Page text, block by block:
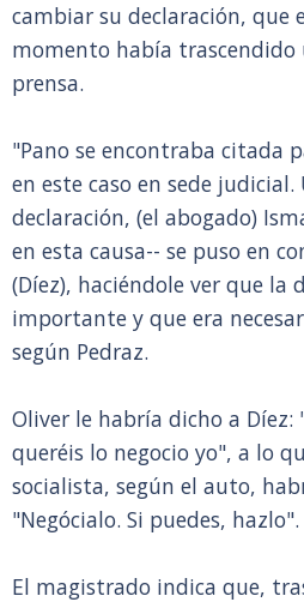
cambiar su declaración, que
momento había trascendido
prensa.
"Pano se encontraba citada
en este caso en sede
declaración, (el abogado)
en esta causa-- se puso en
(Díez), haciéndole ver que la
importante y que era
según Pedraz.
Oliver le habría dicho a
queréis lo negocio yo", a lo
socialista, según el auto,
"Negócialo. Si puedes, hazlo".
El magistrado indica que,